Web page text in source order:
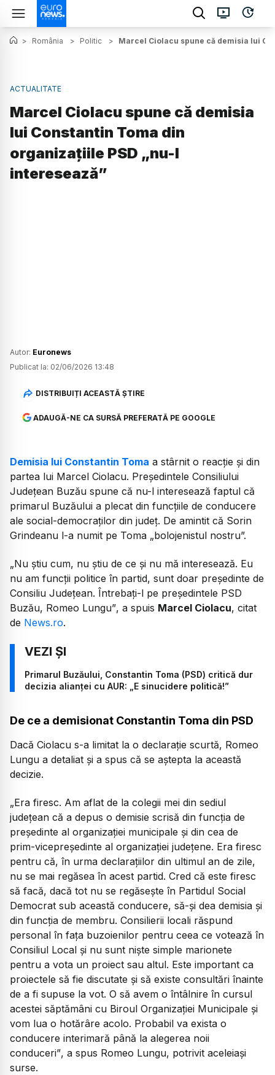
> România > Politic > Marcel Ciolacu spune că demisia lui
ACTUALITATE
Marcel Ciolacu spune că demisia
lui Constantin Toma din
organizațiile PSD „nu-l
interesează”
Autor: Euronews
Publicat la: 02/06/2026 13:48
DISTRIBUIȚI ACEASTĂ ȘTIRE
ADAUGĂ-NE CA SURSĂ PREFERATĂ PE GOOGLE
Demisia lui Constantin Toma a stârnit o reacție și din
partea lui Marcel Ciolacu. Președintele Consiliului
Județean Buzău spune că nu-l interesează faptul că
primarul Buzăului a plecat din funcțiile de conducere
ale social-democraților din județ. De amintit că Sorin
Grindeanu l-a numit pe Toma „bolojenistul nostru”.
„Nu ştiu cum, nu ştiu de ce şi nu mă interesează. Eu
nu am funcţii politice în partid, sunt doar preşedinte de
Consiliu Judeţean. Întrebaţi-l pe preşedintele PSD
Buzău, Romeo Lungu”, a spuis Marcel Ciolacu, citat
de News.ro.
Primarul Buzăului, Constantin Toma (PSD) critică dur
decizia alianței cu AUR: „E sinucidere politică!”
De ce a demisionat Constantin Toma din PSD
Dacă Ciolacu s-a limitat la o declarație scurtă, Romeo
Lungu a detaliat și a spus că se aștepta la această
decizie.
„Era firesc. Am aflat de la colegii mei din sediul
judeţean că a depus o demisie scrisă din funcţia de
preşedinte al organizaţiei municipale şi din cea de
prim-vicepreşedinte al organizaţiei judeţene. Era firesc
pentru că, în urma declaraţiilor din ultimul an de zile,
nu se mai regăsea în acest partid. Cred că este firesc
să facă, dacă tot nu se regăseşte în Partidul Social
Democrat sub această conducere, să-şi dea demisia şi
din funcţia de membru. Consilierii locali răspund
personal în faţa buzoienilor pentru ceea ce votează în
Consiliul Local şi nu sunt nişte simple marionete
pentru a vota un proiect sau altul. Este important ca
proiectele să fie discutate şi să existe consultări înainte
de a fi supuse la vot. O să avem o întâlnire în cursul
acestei săptămâni cu Biroul Organizaţiei Municipale şi
vom lua o hotărâre acolo. Probabil va exista o
conducere interimară până la alegerea noii
conduceri”, a spus Romeo Lungu, potrivit aceleiași
surse.